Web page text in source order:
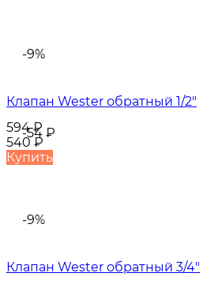
-9%
-54 ₽
Клапан Wester обратный 1/2"
594₽
540₽
Купить
-9%
Клапан Wester обратный 3/4"